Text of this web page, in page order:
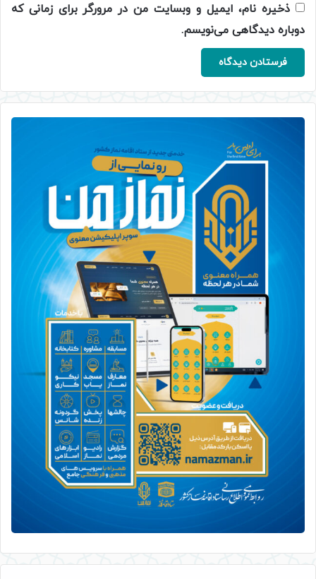
ذخیره نام، ایمیل و وبسایت من در مرورگر برای زمانی که
دوباره دیدگاهی می‌نویسم.